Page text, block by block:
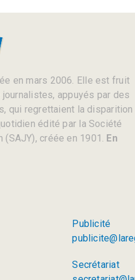
en mars 2006. Elle est fruit
appuyés par des
qui regrettaient la disparition
édité par la Société
(SAJY), créée en 1901. En
Publicité
Secrétariat